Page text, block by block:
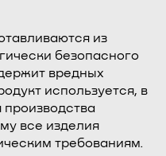
из
безопасного
вредных
используется, в
все изделия
требованиям.